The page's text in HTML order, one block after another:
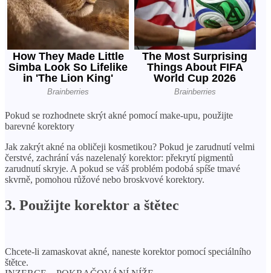
Pokud se rozhodnete skrýt akné pomocí make-upu, použijte
barevné korektory
Jak zakrýt akné na obličeji kosmetikou? Pokud je zarudnutí velmi
čerstvé, zachrání vás nazelenalý korektor: překrytí pigmentů
zarudnutí skryje. A pokud se váš problém podobá spíše tmavé
skvrně, pomohou růžové nebo broskvové korektory.
3. Použijte korektor a štětec
Chcete-li zamaskovat akné, naneste korektor pomocí speciálního
štětce.